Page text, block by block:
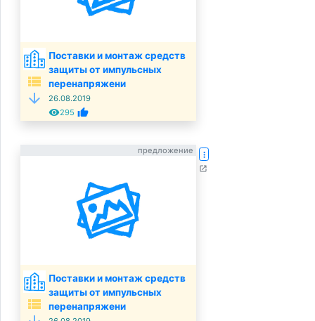
view_list
arrow_downward
Поставки и монтаж средств
защиты от импульсных
перенапряжени
26.08.2019
remove_red_eye295 thumb_up
предложение
view_list
Поставки и монтаж средств
защиты от импульсных
перенапряжени
more_vert
open_in_new